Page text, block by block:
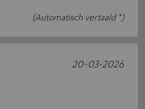
(Automatisch vertaald *)
20-03-2026